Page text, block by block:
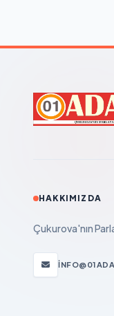
HAKKIMIZDA
Çukurova'nın